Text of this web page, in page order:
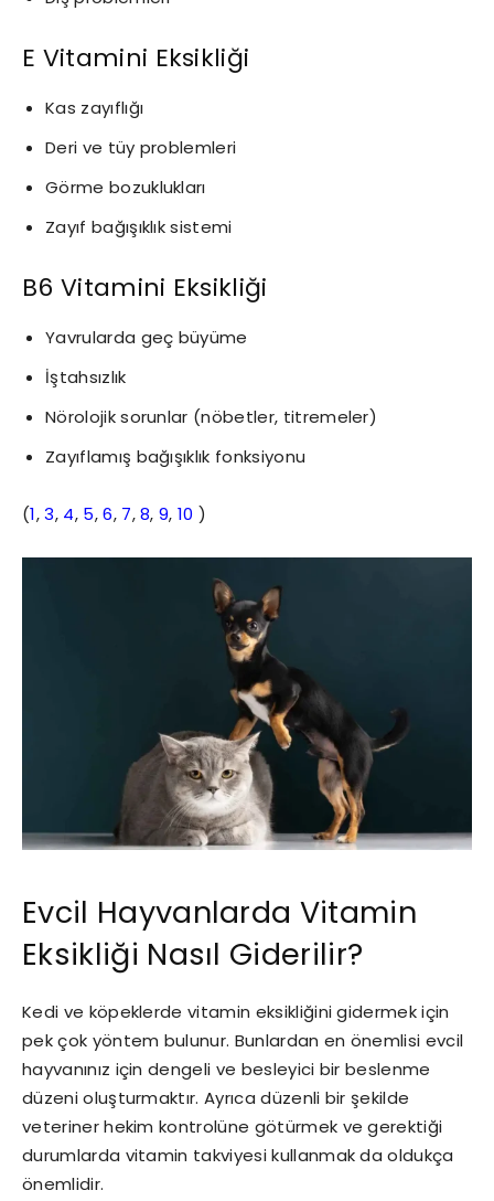
E Vitamini Eksikliği
Kas zayıflığı
Deri ve tüy problemleri
Görme bozuklukları
Zayıf bağışıklık sistemi
B6 Vitamini Eksikliği
Yavrularda geç büyüme
İştahsızlık
Nörolojik sorunlar (nöbetler, titremeler)
Zayıflamış bağışıklık fonksiyonu
(1,3, 4, 5,6, 7,8,9,10)
Evcil Hayvanlarda Vitamin
Eksikliği Nasıl Giderilir?
Kedi ve köpeklerde vitamin eksikliğini gidermek için
pek çok yöntem bulunur. Bunlardan en önemlisi evcil
hayvanınız için dengeli ve besleyici bir beslenme
düzeni oluşturmaktır. Ayrıca düzenli bir şekilde
veteriner hekim kontrolüne götürmek ve gerektiği
durumlarda vitamin takviyesi kullanmak da oldukça
önemlidir.